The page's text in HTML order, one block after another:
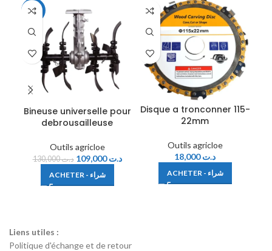
-16%
Bineuse universelle pour
debrousailleuse
Outils agricloe
د.ت130,000 د.ت109,000
ACHETER - شراء
Disque a tronconner 115-
22mm
Outils agricloe
د.ت18,000
ACHETER - شراء
Liens utiles :
Politique d'échange et de retour